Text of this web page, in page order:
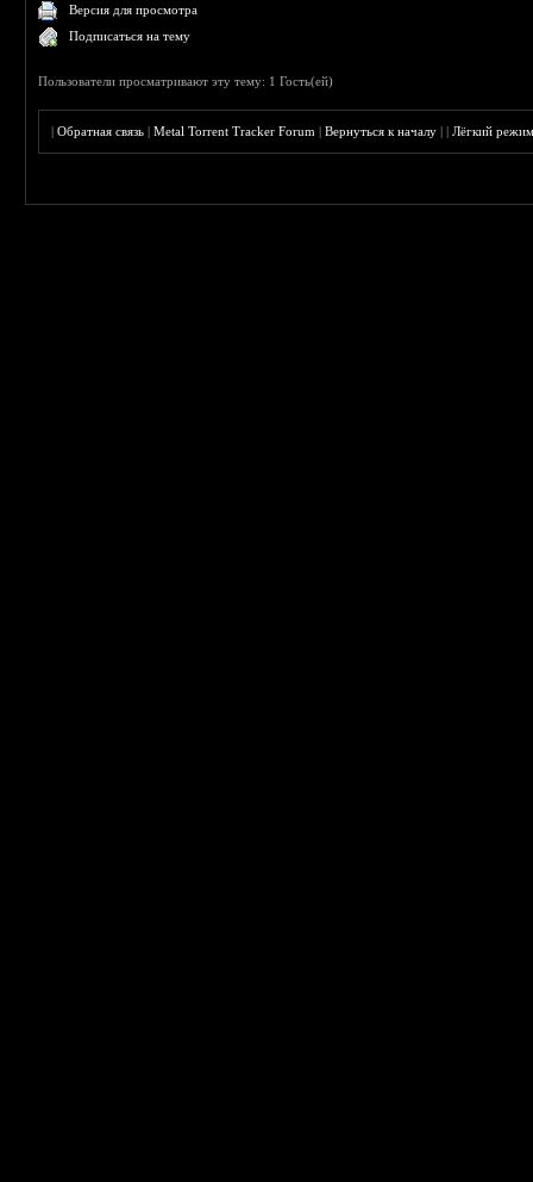
Версия для просмотра
Подписаться на тему
Пользователи просматривают эту тему: 1 Гость(ей)
|Обратная связь |Metal Torrent Tracker Forum |Вернуться к началу ||Лёгкий